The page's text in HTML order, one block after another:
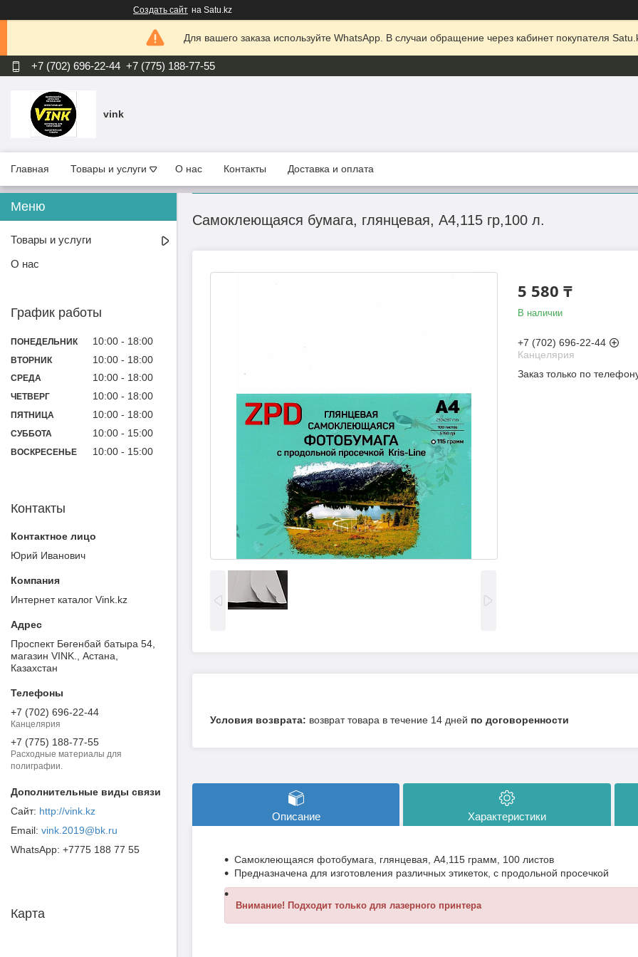
Создать сайт на Satu.kz
Для вашего заказа используйте WhatsApp. В случаи обращение через кабинет покупателя
+7 (702) 696-22-44 +7 (775) 188-77-55
vink
Главная Товары и услуги О нас Контакты Доставка и оплата
Самоклеющаяся бумага, глянцевая, А4,115 гр,100 л.
5 580 ₸
В наличии
+7 (702) 696-22-44
Канцелярия
Заказ только по
возврат товара в течение 14 дней по договоренности
Описание Характеристики
Самоклеющаяся фотобумага, глянцевая, А4,115 грамм, 100 листов
Предназначена для изготовления различных этикеток, с продольной просечкой
Внимание! Подходит только для лазерного принтера
Товары и услуги
О нас
График работы
ПОНЕДЕЛЬНИК 10:00 18:00
ВТОРНИК 10:00 18:00
СРЕДА 10:00 18:00
ЧЕТВЕРГ 10:00 18:00
ПЯТНИЦА 10:00 18:00
СУББОТА 10:00 15:00
ВОСКРЕСЕНЬЕ 10:00 15:00
Контакты
Юрий Иванович
Интернет каталог Vink.kz
Проспект Бөгенбай батыра 54,
магазин VINK., Астана,
Казахстан
+7 (702) 696-22-44
Канцелярия
+7 (775) 188-77-55
Расходные материалы для
полиграфии.
http://vink.kz
vink.2019@bk.ru
+7775 188 77 55
Карта